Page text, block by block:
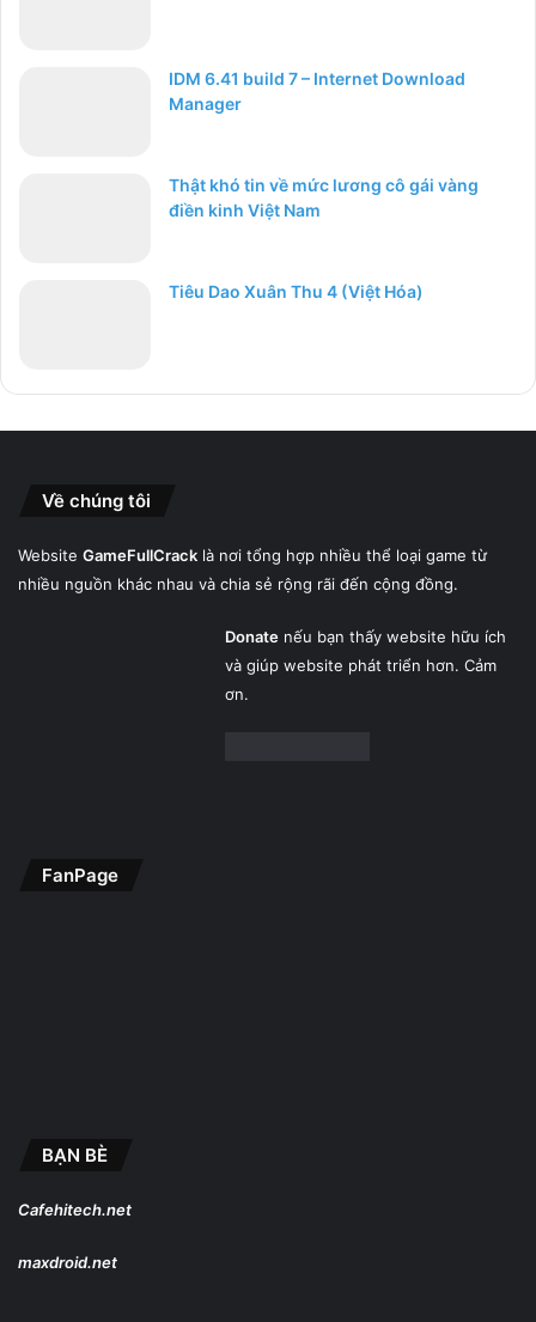
IDM 6.41 build 7 – Internet Download
Manager
Thật khó tin về mức lương cô gái vàng
điền kinh Việt Nam
Tiêu Dao Xuân Thu 4 (Việt Hóa)
Về chúng tôi
Website GameFullCrack là nơi tổng hợp nhiều thể loại game từ
nhiều nguồn khác nhau và chia sẻ rộng rãi đến cộng đồng.
Donatenếu bạn thấy website hữu ích
và giúp website phát triển hơn. Cảm
ơn.
FanPage
BẠN BÈ
Cafehitech.net
maxdroid.net